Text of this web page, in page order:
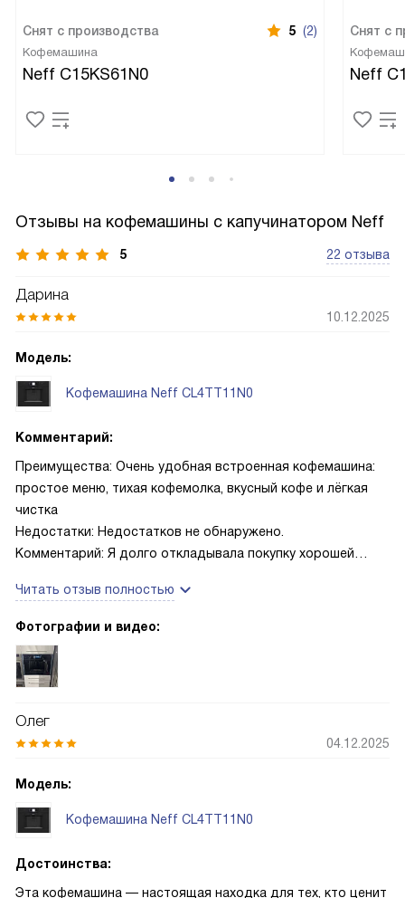
Снят с производства 5 (2)
Кофемашина
Neff C15KS61N0
Снят с
Neff
Отзывы на кофемашины с капучинатором Neff
5 22 отзыва
Дарина
10.12.2025
Модель:
Кофемашина Neff CL4TT11N0
Комментарий:
Преимущества: Очень удобная встроенная кофемашина:
простое меню, тихая кофемолка, вкусный кофе и лёгкая
чистка
Недостатки: Недостатков не обнаружено.
Комментарий: Я долго откладывала покупку хорошей
не усложняла мою утреннюю рутину. После нескольких
недель использования понимаю, что это действительно
пару кнопок на понятном дисплее, и через минуту уже
пахнет свежим кофе — и ристретто, и латте получаются
автоматический капучинатор: молочная пенка получается
ровная, и не приходится возиться с отдельной насадкой.
выручает, когда приходят гости — нет нужды готовить по
очереди. Отдельно хочется отметить тихую кофемолку —
дома никого не разбудишь, что важно для семьи с
ранними подъемами. Программирование персональных
Читать отзыв полностью
Фотографии и видео:
Олег
04.12.2025
Модель:
Кофемашина Neff CL4TT11N0
Достоинства:
Эта кофемашина — настоящая находка для тех, кто ценит